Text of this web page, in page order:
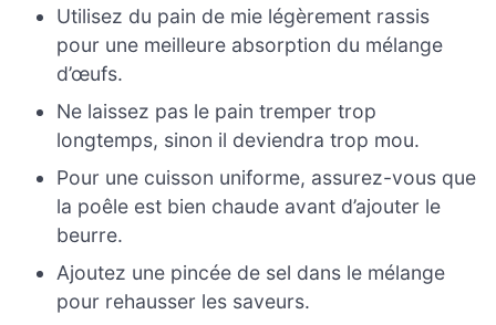
Utilisez du pain de mie légèrement rassis
pour une meilleure absorption du mélange
d’œufs.
Ne laissez pas le pain tremper trop
longtemps, sinon il deviendra trop mou.
Pour une cuisson uniforme, assurez-vous que
la poêle est bien chaude avant d’ajouter le
beurre.
Ajoutez une pincée de sel dans le mélange
pour rehausser les saveurs.